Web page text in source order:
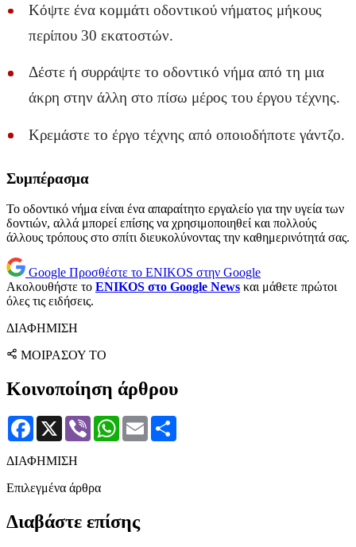
Κόψτε ένα κομμάτι οδοντικού νήματος μήκους
περίπου 30 εκατοστών.
Δέστε ή συρράψτε το οδοντικό νήμα από τη μια
άκρη στην άλλη στο πίσω μέρος του έργου τέχνης.
Κρεμάστε το έργο τέχνης από οποιοδήποτε γάντζο.
Συμπέρασμα
Το οδοντικό νήμα είναι ένα απαραίτητο εργαλείο για την υγεία των
δοντιών, αλλά μπορεί επίσης να χρησιμοποιηθεί και πολλούς
άλλους τρόπους στο σπίτι διευκολύνοντας την καθημερινότητά σας.
Google Προσθέστε το ENIKOS στην Google
Ακολουθήστε το ENIKOS στο Google News και μάθετε πρώτοι
όλες τις ειδήσεις.
ΔΙΑΦΗΜΙΣΗ
ΜΟΙΡΑΣΟΥ ΤΟ
Κοινοποίηση άρθρου
Facebook
X Viber WhatsApp
Email
ΔΙΑΦΗΜΙΣΗ
Επιλεγμένα άρθρα
Διαβάστε επίσης